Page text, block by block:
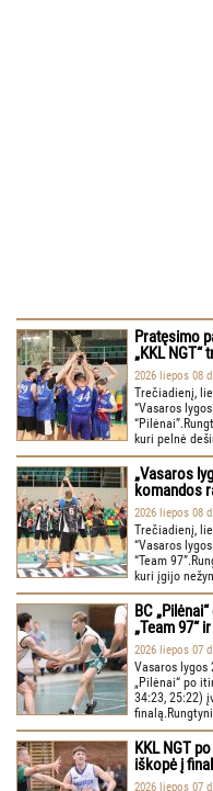
Pratęsimo
„KKL NGT“
2026 liepos 08
Trečiadienį,
“Vasaros
kuri pelnė
„Vasaros
komandos
2026 liepos 08
Trečiadienį,
“Vasaros
“Team
kuri įgijo
BC
„Team 97“
2026 liepos 07
Vasaros lygos
„Pilėnai“ po
34:23, 25:22)
KKL NGT
iškopė į
2026 liepos 07